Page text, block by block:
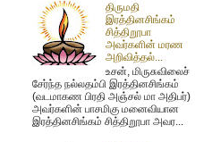
திருமதி
இரத்தினசிங்கம்
சித்திறூபா
அவர்களின் மரண
அறிவித்தல்...
உசன், மிருசுவிலைச்
சேர்ந்த நல்லதம்பி இரத்தினசிங்கம்
(வடமாகண பிரதி அஞ்சல் மா அதிபர்)
அவர்களின் பாசமிகு மனைவியான
இரத்தினசிங்கம் சித்திறூபா அவர...